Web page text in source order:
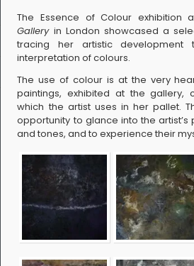
The Essence of Colour exhibition
Galleryin London showcased a
tracing her artistic development
interpretation of colours.
The use of colour is at the very
paintings, exhibited at the gallery,
which the artist uses in her pallet.
opportunity to glance into the
and tones, and to experience their